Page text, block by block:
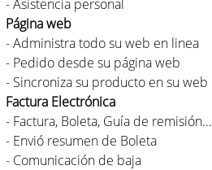
- Asistencia personal
Página web
- Administra todo su web en linea
- Pedido desde su página web
- Sincroniza su producto en su web
Factura Electrónica
- Factura, Boleta, Guía de remisión...
- Envió resumen de Boleta
- Comunicación de baja